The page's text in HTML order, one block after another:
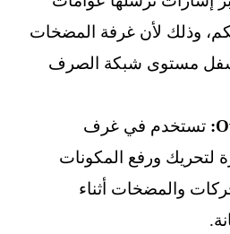
وذلك لأن غرفة المضخات
مستوى شبكة الصرف
تستخدم في غرف
لتحريك ورفع المكونات
والمضخات أثناء